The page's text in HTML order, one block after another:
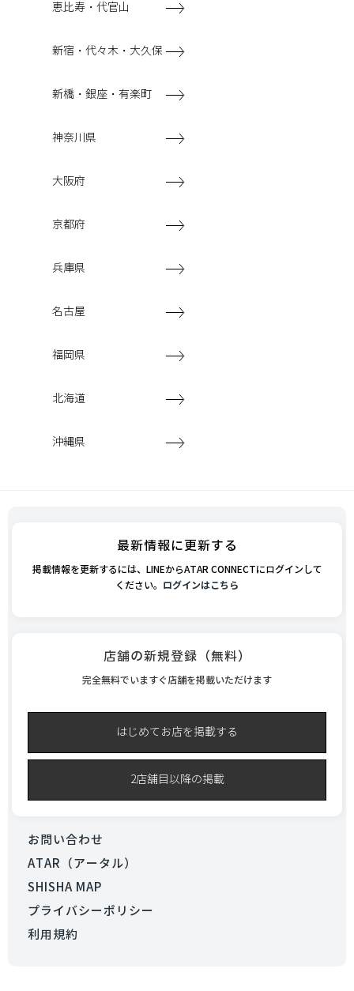
恵比寿・代官山
新宿・代々木・大久保
新橋・銀座・有楽町
神奈川県
大阪府
京都府
兵庫県
名古屋
福岡県
北海道
沖縄県
最新情報に更新する
掲載情報を更新するには、LINEからATAR CONNECTにログインして
ください。 ログインはこちら
店舗の新規登録（無料）
完全無料でいますぐ店舗を掲載いただけます
はじめてお店を掲載する
2店舗目以降の掲載
お問い合わせ
ATAR（アータル）
SHISHA MAP
プライバシーポリシー
利用規約